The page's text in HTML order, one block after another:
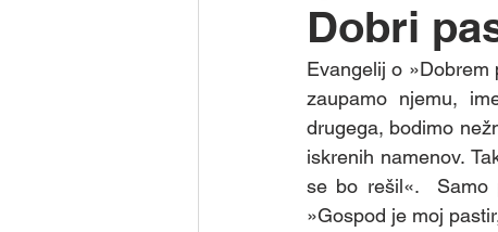
Skupina - Marijino delo
Skupina - Skavti
Dobri
Evangelij o »Dobrem
zaupamo njemu,
drugega, bodimo
iskrenih namenov.
se bo rešil«.  Samo
»Gospod je moj